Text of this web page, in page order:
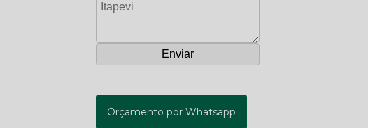
Orçamento por Whatsapp